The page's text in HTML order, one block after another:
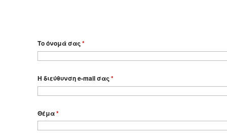
Το όνομά σας*
Η διεύθυνση e-mail σας*
Θέμα*